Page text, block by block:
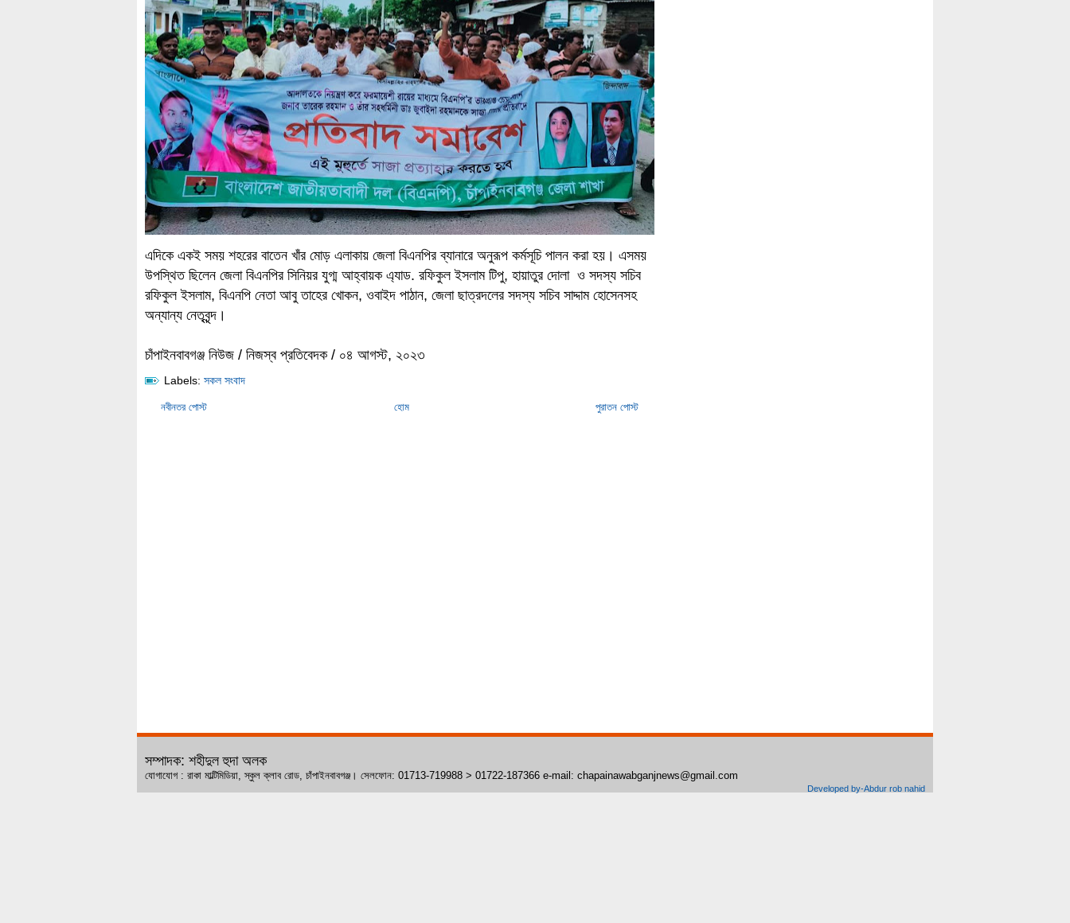
এদিকে একই সময় শহরের বাতেন খাঁর মোড় এলাকায় জেলা বিএনপির ব্যানারে অনুরূপ কর্মসূচি পালন করা হয়। এসময়
উপস্থিত ছিলেন জেলা বিএনপির সিনিয়র যুগ্ম আহ্বায়ক এ্যাড. রফিকুল ইসলাম টিপু, হায়াতুর দোলা ও সদস্য সচিব
রফিকুল ইসলাম, বিএনপি নেতা আবু তাহের খোকন, ওবাইদ পাঠান, জেলা ছাত্রদলের সদস্য সচিব সাদ্দাম হোসেনসহ
অন্যান্য নেতৃবৃন্দ।
চাঁপাইনবাবগঞ্জ নিউজ / নিজস্ব প্রতিবেদক / ০৪ আগস্ট, ২০২৩
Labels: সকল সংবাদ
নবীনতর পোস্ট পুরাতন পোস্ট
হোম
সম্পাদক: শহীদুল হুদা অলক
যোগাযোগ : রাকা মাল্টিমিডিয়া, স্কুল ক্লাব রোড, চাঁপাইনবাবগঞ্জ। সেলফোন: 01713-719988 > 01722-187366 e-mail: chapainawabganjnews@gmail.com
Developed by-Abdur rob nahid